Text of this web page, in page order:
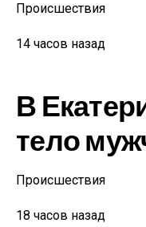
Происшествия
14 часов назад
В
тело
Происшествия
18 часов назад